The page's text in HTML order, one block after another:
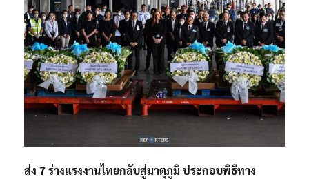
ส่ง 7 ร่างแรงงานไทยกลับสู่มาตุภูมิ ประกอบพิธีทาง